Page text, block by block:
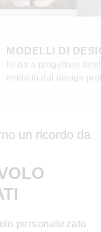
MODELLI DI
Inizia a progettare
modello dal design
un ricordo da
personalizzato